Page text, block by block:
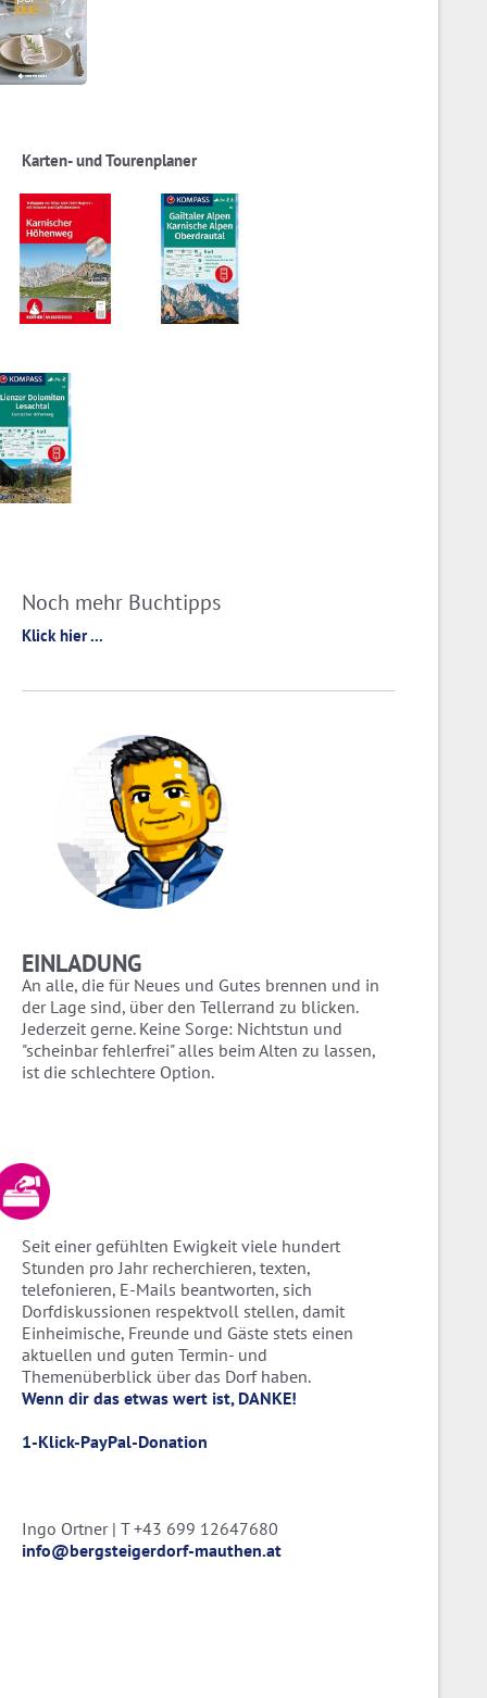
Karten- und Tourenplaner
Noch mehr Buchtipps
Klick hier ...
EINLADUNG
An alle, die für Neues und Gutes brennen und in
der Lage sind, über den Tellerrand zu blicken.
Jederzeit gerne. Keine Sorge: Nichtstun und
"scheinbar fehlerfrei" alles beim Alten zu lassen,
ist die schlechtere Option.
Seit einer gefühlten Ewigkeit viele hundert
Stunden pro Jahr recherchieren, texten,
telefonieren, E-Mails beantworten, sich
Dorfdiskussionen respektvoll stellen, damit
Einheimische, Freunde und Gäste stets einen
aktuellen und guten Termin- und
Themenüberblick über das Dorf haben.
Wenn dir das etwas wert ist, DANKE!
1-Klick-PayPal-Donation
Ingo Ortner | T +43 699 12647680
info@bergsteigerdorf-mauthen.at